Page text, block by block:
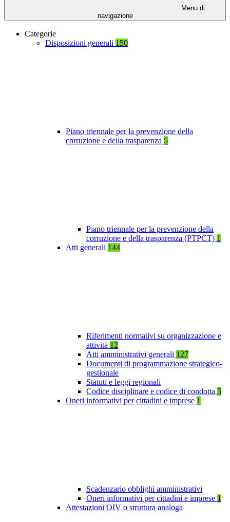
Menu di
navigazione
Categorie
Disposizioni generali 150
Piano triennale per la prevenzione della
corruzione e della trasparenza 5
Piano triennale per la prevenzione della
corruzione e della trasparenza (PTPCT) 1
Atti generali 144
Riferimenti normativi su organizzazione e
attività 12
Atti amministrativi generali 127
Documenti di programmazione strategico-
gestionale
Statuti e leggi regionali
Codice disciplinare e codice di condotta 5
Oneri informativi per cittadini e imprese 1
Scadenzario obblighi amministrativi
Oneri informativi per cittadini e imprese 1
Attestazioni OIV o struttura analoga